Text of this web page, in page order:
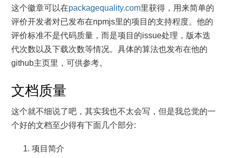
这个徽章可以在packagequality.com里获得，用来简单的
评价开发者对已发布在npmjs里的项目的支持程度。他的
评价标准不是代码质量，而是项目的issue处理，版本迭
代次数以及下载次数等情况。具体的算法也发布在他的
github主页里，可供参考。
文档质量
这个就不细说了吧，其实我也不太会写，但是我总觉的一
个好的文档至少得有下面几个部分:
项目简介